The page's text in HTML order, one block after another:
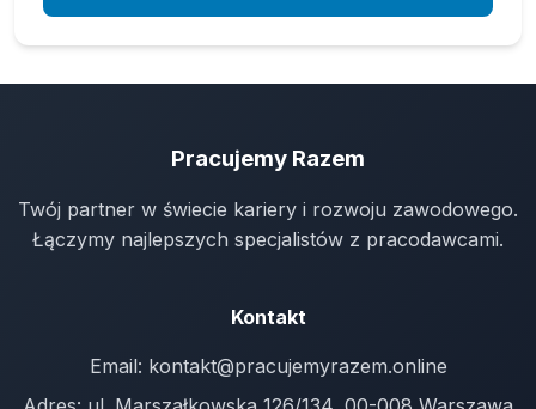
Pracujemy Razem
Twój partner w świecie kariery i rozwoju zawodowego.
Łączymy najlepszych specjalistów z pracodawcami.
Kontakt
Email: kontakt@pracujemyrazem.online